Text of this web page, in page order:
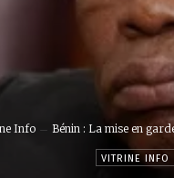
Info Bénin : La mise en
VITRINE INFO